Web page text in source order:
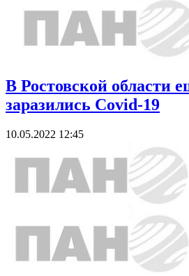
В Ростовской области
заразились Covid-19
10.05.2022 12:45